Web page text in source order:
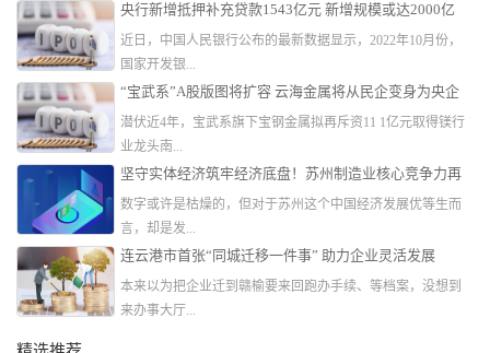
央行新增抵押补充贷款1543亿元 新增规模或达2000亿
近日，中国人民银行公布的最新数据显示，2022年10月份，
国家开发银...
“宝武系”A股版图将扩容 云海金属将从民企变身为央企
潜伏近4年，宝武系旗下宝钢金属拟再斥资11 1亿元取得镁行
业龙头南...
坚守实体经济筑牢经济底盘！苏州制造业核心竞争力再
跃升
数字或许是枯燥的，但对于苏州这个中国经济发展优等生而
言，却是发...
连云港市首张“同城迁移一件事” 助力企业灵活发展
本来以为把企业迁到赣榆要来回跑办手续、等档案，没想到
来办事大厅...